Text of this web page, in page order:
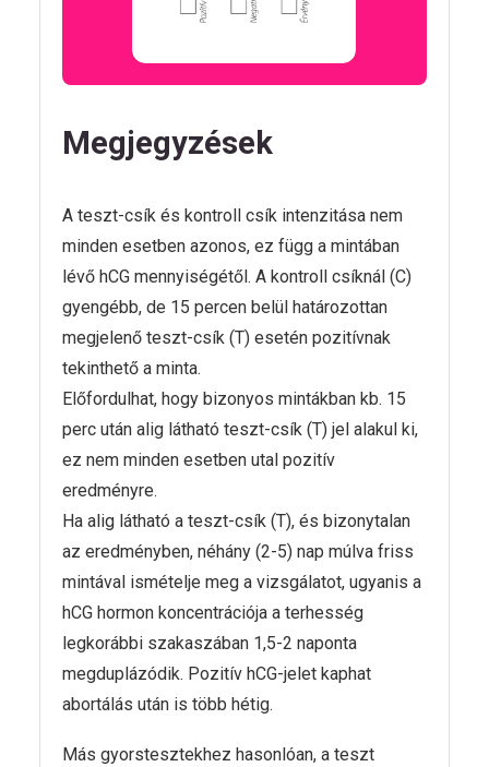
Megjegyzések
A teszt-csík és kontroll csík intenzitása nem
minden esetben azonos, ez függ a mintában
lévő hCG mennyiségétől. A kontroll csíknál (C)
gyengébb, de 15 percen belül határozottan
megjelenő teszt-csík (T) esetén pozitívnak
tekinthető a minta.
Előfordulhat, hogy bizonyos mintákban kb. 15
perc után alig látható teszt-csík (T) jel alakul ki,
ez nem minden esetben utal pozitív
eredményre.
Ha alig látható a teszt-csík (T), és bizonytalan
az eredményben, néhány (2-5) nap múlva friss
mintával ismételje meg a vizsgálatot, ugyanis a
hCG hormon koncentrációja a terhesség
legkorábbi szakaszában 1,5-2 naponta
megduplázódik. Pozitív hCG-jelet kaphat
abortálás után is több hétig.
Más gyorstesztekhez hasonlóan, a teszt